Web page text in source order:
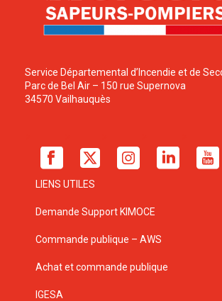
Service Départemental d’Incendie et de
Parc de Bel Air – 150 rue Supernova
34570 Vailhauquès
LIENS UTILES
Demande Support KIMOCE
Commande publique – AWS
Achat et commande publique
IGESA